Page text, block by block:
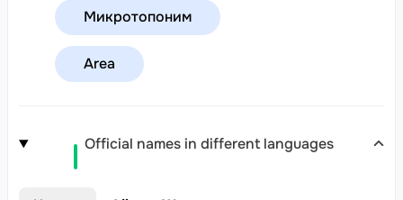
Микротопоним
Area
Official names in different languages